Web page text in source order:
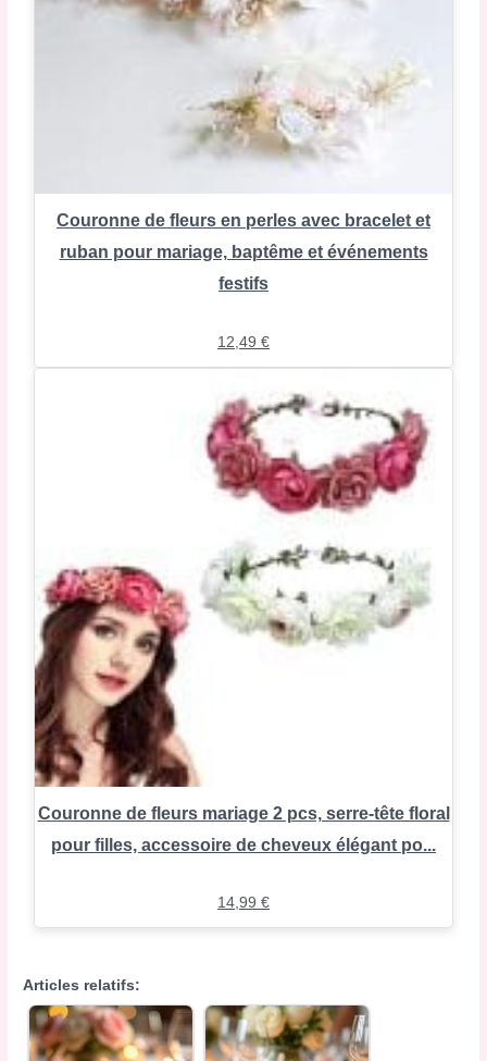
Couronne de fleurs en perles avec bracelet et
ruban pour mariage, baptême et événements
festifs
12,49 €
Couronne de fleurs mariage 2 pcs, serre-tête floral
pour filles, accessoire de cheveux élégant po...
14,99 €
Articles relatifs: